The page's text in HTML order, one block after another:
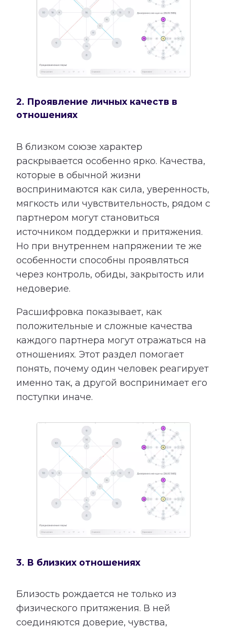
2. Проявление личных качеств в
отношениях
В близком союзе характер
раскрывается особенно ярко. Качества,
которые в обычной жизни
воспринимаются как сила, уверенность,
мягкость или чувствительность, рядом с
партнером могут становиться
источником поддержки и притяжения.
Но при внутреннем напряжении те же
особенности способны проявляться
через контроль, обиды, закрытость или
недоверие.
Расшифровка показывает, как
положительные и сложные качества
каждого партнера могут отражаться на
отношениях. Этот раздел помогает
понять, почему один человек реагирует
именно так, а другой воспринимает его
поступки иначе.
3. В близких отношениях
Близость рождается не только из
физического притяжения. В ней
соединяются доверие, чувства,